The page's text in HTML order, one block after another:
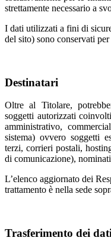
strettamente necessario a
I dati utilizzati a fini di
del sito) sono conservati
Destinatari
Oltre al Titolare,
soggetti autorizzati
amministrativo,
sistema) ovvero soggetti
terzi, corrieri postali,
di comunicazione),
L’elenco aggiornato dei
trattamento è nella sede
Trasferimento dei